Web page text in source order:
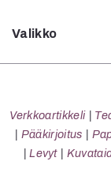
Sulje
Valikko
Verkkoartikkeli
Pääkirjoitus
Levyt